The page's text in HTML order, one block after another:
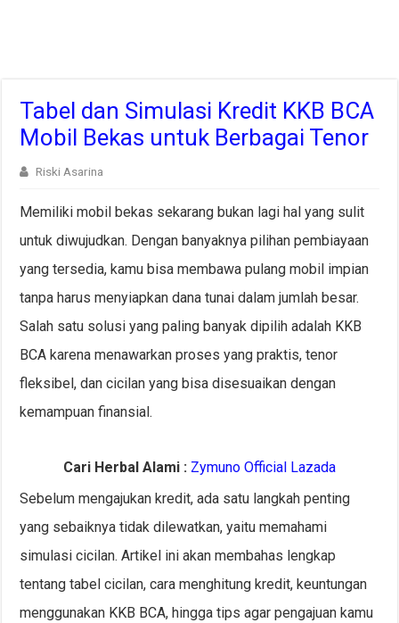
Tabel dan Simulasi Kredit KKB BCA
Mobil Bekas untuk Berbagai Tenor
Riski Asarina
Memiliki mobil bekas sekarang bukan lagi hal yang sulit
untuk diwujudkan. Dengan banyaknya pilihan pembiayaan
yang tersedia, kamu bisa membawa pulang mobil impian
tanpa harus menyiapkan dana tunai dalam jumlah besar.
Salah satu solusi yang paling banyak dipilih adalah KKB
BCA karena menawarkan proses yang praktis, tenor
fleksibel, dan cicilan yang bisa disesuaikan dengan
kemampuan finansial.
Cari Herbal Alami : Zymuno Official Lazada
Sebelum mengajukan kredit, ada satu langkah penting
yang sebaiknya tidak dilewatkan, yaitu memahami
simulasi cicilan. Artikel ini akan membahas lengkap
tentang tabel cicilan, cara menghitung kredit, keuntungan
menggunakan KKB BCA, hingga tips agar pengajuan kamu